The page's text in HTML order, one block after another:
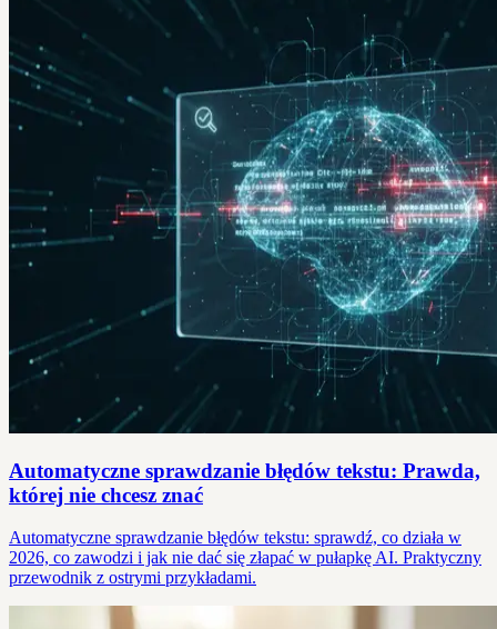
Automatyczne sprawdzanie błędów tekstu: Prawda,
której nie chcesz znać
Automatyczne sprawdzanie błędów tekstu: sprawdź, co działa w
2026, co zawodzi i jak nie dać się złapać w pułapkę AI. Praktyczny
przewodnik z ostrymi przykładami.